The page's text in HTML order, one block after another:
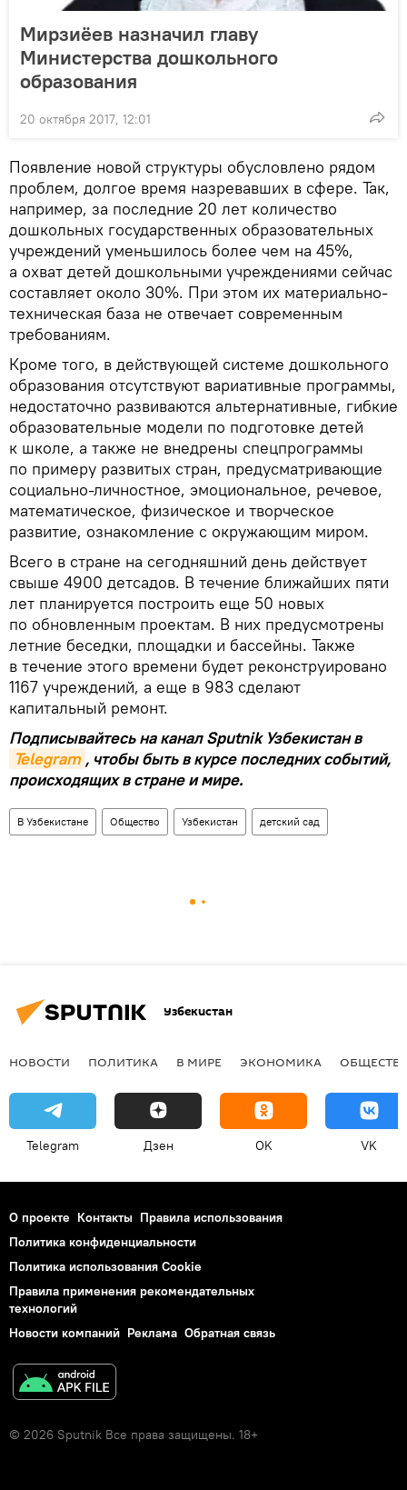
Мирзиёев назначил главу
Министерства дошкольного
образования
20 октября 2017, 12:01
Появление новой структуры обусловлено рядом
проблем, долгое время назревавших в сфере. Так,
например, за последние 20 лет количество
дошкольных государственных образовательных
учреждений уменьшилось более чем на 45%,
а охват детей дошкольными учреждениями сейчас
составляет около 30%. При этом их материально-
техническая база не отвечает современным
требованиям.
Кроме того, в действующей системе дошкольного
образования отсутствуют вариативные программы,
недостаточно развиваются альтернативные, гибкие
образовательные модели по подготовке детей
к школе, а также не внедрены спецпрограммы
по примеру развитых стран, предусматривающие
социально-личностное, эмоциональное, речевое,
математическое, физическое и творческое
развитие, ознакомление с окружающим миром.
Всего в стране на сегодняшний день действует
свыше 4900 детсадов. В течение ближайших пяти
лет планируется построить еще 50 новых
по обновленным проектам. В них предусмотрены
летние беседки, площадки и бассейны. Также
в течение этого времени будет реконструировано
1167 учреждений, а еще в 983 сделают
капитальный ремонт.
Подписывайтесь на канал Sputnik Узбекистан в
Telegram , чтобы быть в курсе последних событий,
происходящих в стране и мире.
В Узбекистане Общество Узбекистан детский сад
Узбекистан
НОВОСТИ ПОЛИТИКА В МИРЕ ЭКОНОМИКА
Telegram Дзен OK VK
О проекте Контакты Правила использования
Политика конфиденциальности
Политика использования Cookie
Правила применения рекомендательных
технологий
Новости компаний Реклама Обратная связь
© 2026 Sputnik Все права защищены. 18+